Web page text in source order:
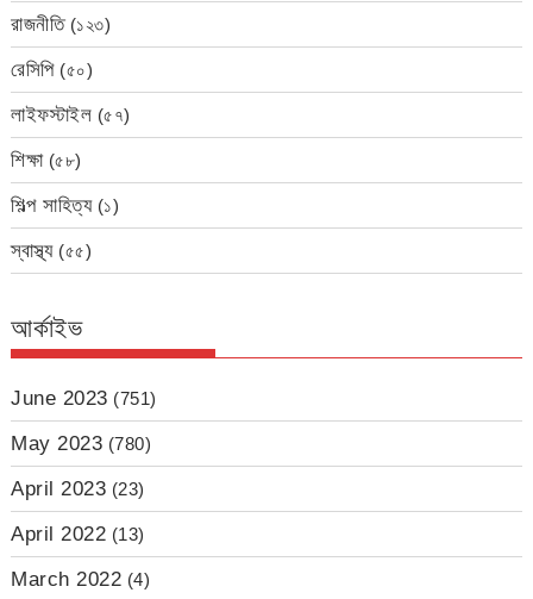
রাজনীতি(১২৩)
রেসিপি(৫০)
লাইফস্টাইল (৫৭)
শিক্ষা(৫৮)
শিল্প সাহিত্য(১)
স্বাস্থ্য(৫৫)
আর্কাইভ
June 2023 (751)
May 2023 (780)
April 2023 (23)
April 2022 (13)
March 2022 (4)